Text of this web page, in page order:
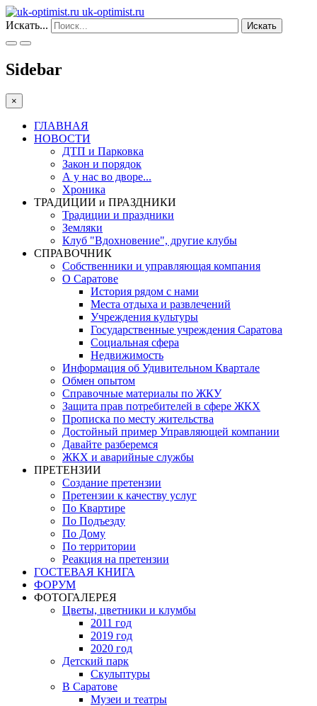
uk-optimist.ru
Искать...
Искать
Sidebar
×
ГЛАВНАЯ
НОВОСТИ
ДТП и Парковка
Закон и порядок
А у нас во дворе...
Хроника
ТРАДИЦИИ и ПРАЗДНИКИ
Традиции и праздники
Земляки
Клуб "Вдохновение", другие клубы
СПРАВОЧНИК
Собственники и управляющая компания
О Саратове
История рядом с нами
Места отдыха и развлечений
Учреждения культуры
Государственные учреждения Саратова
Социальная сфера
Недвижимость
Информация об Удивительном Квартале
Обмен опытом
Справочные материалы по ЖКУ
Защита прав потребителей в сфере ЖКХ
Прописка по месту жительства
Достойный пример Управляющей компании
Давайте разберемся
ЖКХ и аварийные службы
ПРЕТЕНЗИИ
Создание претензии
Претензии к качеству услуг
По Квартире
По Подъезду
По Дому
По территории
Реакция на претензии
ГОСТЕВАЯ КНИГА
ФОРУМ
ФОТОГАЛЕРЕЯ
Цветы, цветники и клумбы
2011 год
2019 год
2020 год
Детский парк
Скульптуры
В Саратове
Музеи и театры